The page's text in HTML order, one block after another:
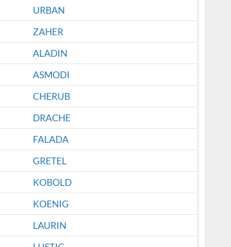
URBAN
ZAHER
ALADIN
ASMODI
CHERUB
DRACHE
FALADA
GRETEL
KOBOLD
KOENIG
LAURIN